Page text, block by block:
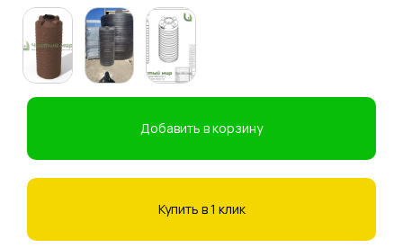
Добавить в корзину
Купить в 1 клик